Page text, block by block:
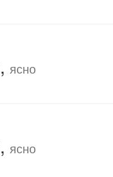
, ясно
, ясно